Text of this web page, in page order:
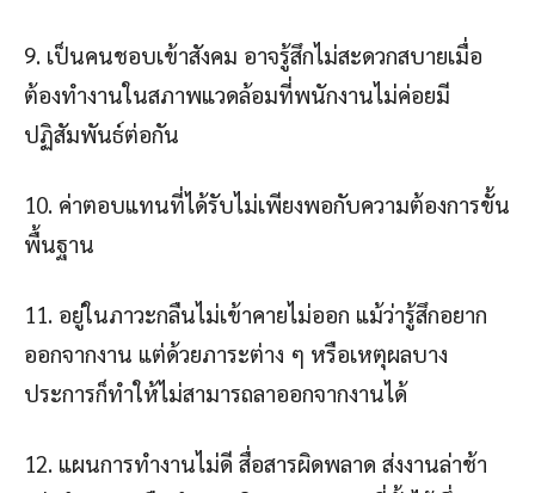
9. เป็นคนชอบเข้าสังคม อาจรู้สึกไม่สะดวกสบายเมื่อ
ต้องทำงานในสภาพแวดล้อมที่พนักงานไม่ค่อยมี
ปฏิสัมพันธ์ต่อกัน
10. ค่าตอบแทนที่ได้รับไม่เพียงพอกับความต้องการขั้น
พื้นฐาน
11. อยู่ในภาวะกลืนไม่เข้าคายไม่ออก แม้ว่ารู้สึกอยาก
ออกจากงาน แต่ด้วยภาระต่าง ๆ หรือเหตุผลบาง
ประการก็ทำให้ไม่สามารถลาออกจากงานได้
12. แผนการทำงานไม่ดี สื่อสารผิดพลาด ส่งงานล่าช้า